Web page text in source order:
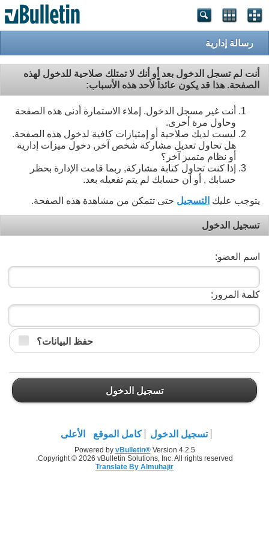
رسالة إدارية
أنت لم تسجل الدخول بعد أو أنك لا تمتلك صلاحية للدخول لهذه
الصفحة. هذا قد يكون عائداً لأحد هذه الأسباب:
أنت غير مسجل الدخول. إملاء الاستمارة أدنى هذه الصفحة
وحاول مرة أخرى.
ليست لديك صلاحية أو إمتيازات كافية لدخول هذه الصفحة.
هل تحاول تعديل مشاركة شخص آخر, دخول ميزات إدارية
أو نظام متميز آخر؟
إذا كنت تحاول كتابة مشاركة, ربما قامت الإدارة بحظر
حسابك , أو أن حسابك لم يتم تفعيله بعد.
يتوجب عليك التسجيل حتى تتمكن من مشاهدة هذه الصفحة.
تسجيل الدخول
اسم العضو:
كلمة المرور:
حفظ البيانات؟
تسجيل الدخول
تسجيل الدخول كامل الموقع الأعلى
Powered by vBulletin®Version 4.2.5
Copyright © 2026 vBulletin Solutions, Inc. All rights reserved.
Translate By Almuhajir